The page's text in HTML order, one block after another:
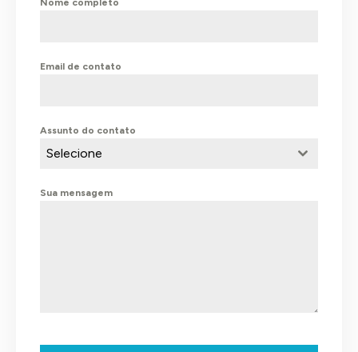
Email de contato
Assunto do contato
Selecione
Sua mensagem